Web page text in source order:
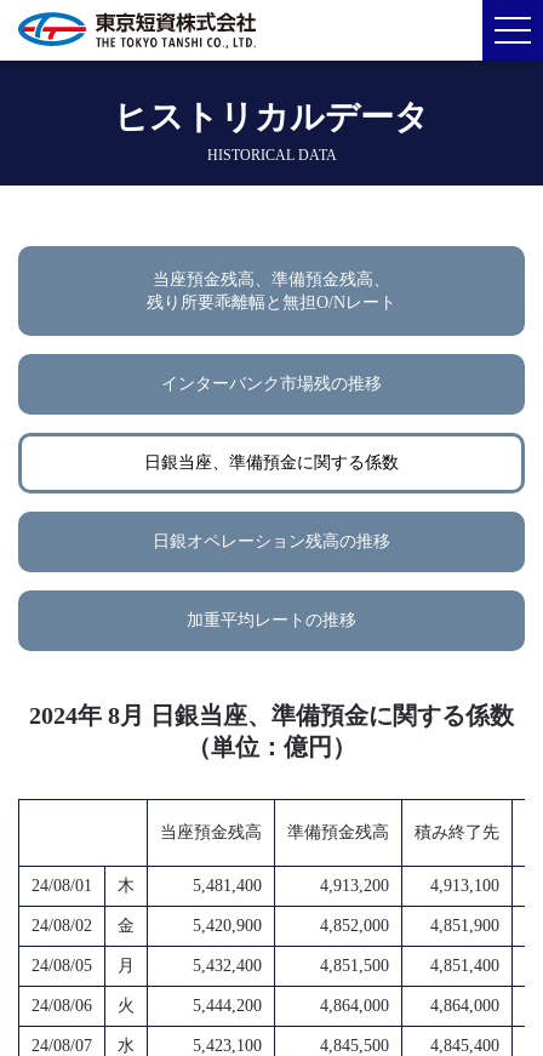
ヒストリカルデータ
HISTORICAL DATA
当座預金残高、準備預金残高、
残り所要乖離幅と無担O/Nレート
インターバンク市場残の推移
日銀当座、準備預金に関する係数
日銀オペレーション残高の推移
加重平均レートの推移
2024年 8月 日銀当座、準備預金に関する係数
（単位：億円）
当座預金残高 準備預金残高 積み終了先
24/08/01 木 5,481,400 4,913,200 4,913,100
24/08/02 金 5,420,900 4,852,000 4,851,900
24/08/05 月 5,432,400 4,851,500 4,851,400
24/08/06 火 5,444,200 4,864,000 4,864,000
24/08/07 水 5,423,100 4,845,500 4,845,400